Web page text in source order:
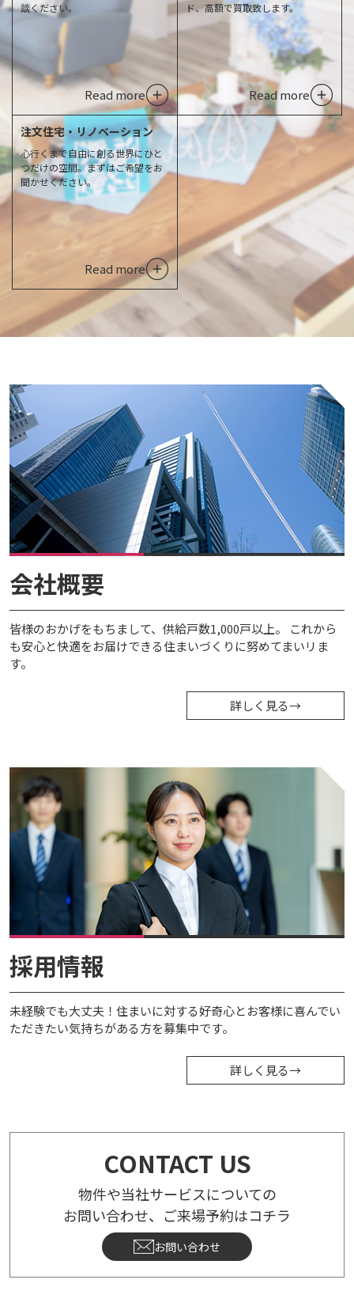
談ください。
Read more
ド、高額で買取致します。
Read more
注文住宅・リノベーション
心行くまで自由に創る世界にひと
つだけの空間。まずはご希望をお
聞かせください。
Read more
会社概要
皆様のおかげをもちまして、供給戸数1,000戸以上。 これから
も安心と快適をお届けできる住まいづくりに努めてまいリま
す。
詳しく見る→
採用情報
未経験でも大丈夫！住まいに対する好奇心とお客様に喜んでい
ただきたい気持ちがある方を募集中です。
詳しく見る→
CONTACT US
物件や当社サービスについての
お問い合わせ、ご来場予約はコチラ
お問い合わせ